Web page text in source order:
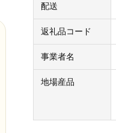
配送
返礼品コード
事業者名
地場産品